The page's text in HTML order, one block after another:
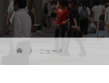
ニュース